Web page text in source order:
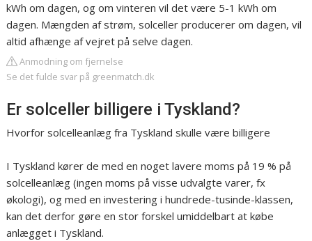
kWh om dagen, og om vinteren vil det være 5-1 kWh om
dagen. Mængden af strøm, solceller producerer om dagen, vil
altid afhænge af vejret på selve dagen.
Anmodning om fjernelse
Se det fulde svar på greenmatch.dk
Er solceller billigere i Tyskland?
Hvorfor solcelleanlæg fra Tyskland skulle være billigere
I Tyskland kører de med en noget lavere moms på 19 % på
solcelleanlæg (ingen moms på visse udvalgte varer, fx
økologi), og med en investering i hundrede-tusinde-klassen,
kan det derfor gøre en stor forskel umiddelbart at købe
anlægget i Tyskland.